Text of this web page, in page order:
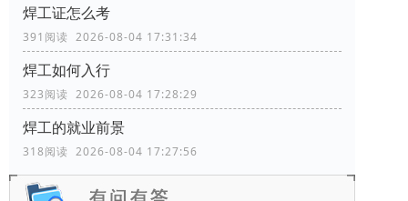
焊工证怎么考
391阅读 2026-08-04 17:31:34
焊工如何入行
323阅读 2026-08-04 17:28:29
焊工的就业前景
318阅读 2026-08-04 17:27:56